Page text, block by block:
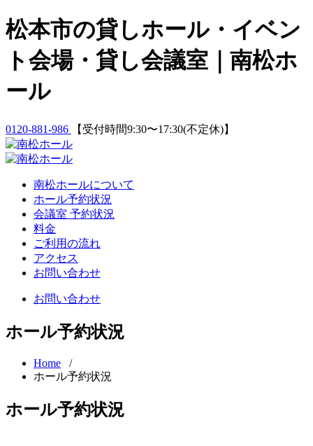
Skip
to
松本市の貸しホール・イベン
ト会場・貸し会議室｜南松ホ
ール
0120-881-986 【受付時間9:30〜17:30(不定休)】
南松ホールについて
ホール予約状況
会議室 予約状況
料金
ご利用の流れ
アクセス
お問い合わせ
お問い合わせ
ホール予約状況
Home /
ホール予約状況
ホール予約状況